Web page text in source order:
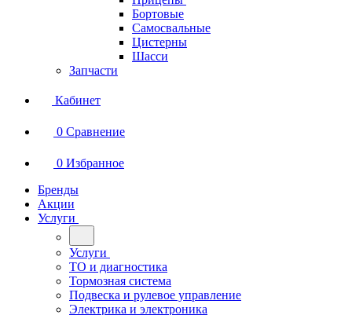
Бортовые
Самосвальные
Цистерны
Шасси
Запчасти
Кабинет
0 Сравнение
0 Избранное
Бренды
Акции
Услуги
Услуги
ТО и диагностика
Тормозная система
Подвеска и рулевое управление
Электрика и электроника